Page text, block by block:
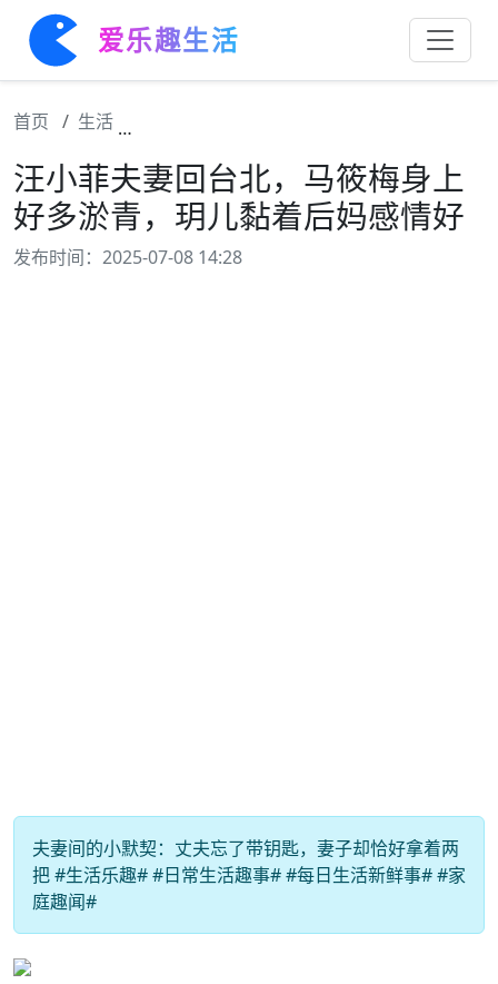
爱乐趣生活
首页 生活
汪小菲夫妻回台北，马筱梅身上
好多淤青，玥儿黏着后妈感情好
发布时间：2025-07-08 14:28
夫妻间的小默契：丈夫忘了带钥匙，妻子却恰好拿着两
把 #生活乐趣# #日常生活趣事# #每日生活新鲜事# #家
庭趣闻#